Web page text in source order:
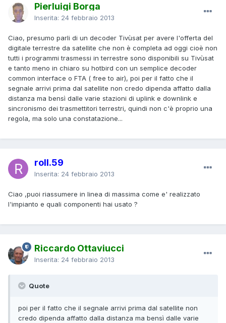
Pierluigi Borga
Inserita: 24 febbraio 2013
Ciao, presumo parli di un decoder Tivùsat per avere l'offerta del
digitale terrestre da satellite che non è completa ad oggi cioè non
tutti i programmi trasmessi in terrestre sono disponibili su Tivùsat
e tanto meno in chiaro su hotbird con un semplice decoder
common interface o FTA ( free to air), poi per il fatto che il
segnale arrivi prima dal satellite non credo dipenda affatto dalla
distanza ma bensì dalle varie stazioni di uplink e downlink e
sincronismo dei trasmettitori terrestri, quindi non c'è proprio una
regola, ma solo una constatazione...
roll.59
Inserita: 24 febbraio 2013
Ciao ,puoi riassumere in linea di massima come e' realizzato
l'impianto e quali componenti hai usato ?
Riccardo Ottaviucci
Inserita: 24 febbraio 2013
Quote
poi per il fatto che il segnale arrivi prima dal satellite non
credo dipenda affatto dalla distanza ma bensì dalle varie